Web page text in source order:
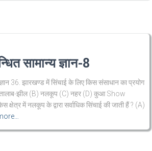
सामान्य ज्ञान-8
36. झारखण्ड में सिंचाई के लिए किस संसाधान का प्रयोग
तालाब-झील (B) नलकूप (C) नहर (D) कुआ Show
में नलकूप के द्वारा सर्वाधिक सिंचाई की जाती हैं ? (A)